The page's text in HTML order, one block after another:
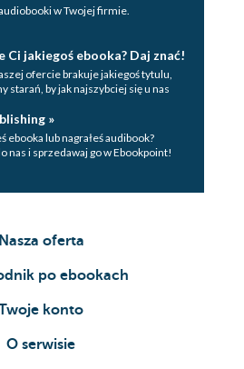
w Twojej firmie.
Ci jakiegoś ebooka? Daj znać!
ofercie brakuje jakiegoś tytulu,
starań, by jak najszybciej się u nas
»
ebooka lub nagrałeś audibook?
nas i sprzedawaj go w Ebookpoint!
Nasza oferta
po ebookach
konto
O serwisie